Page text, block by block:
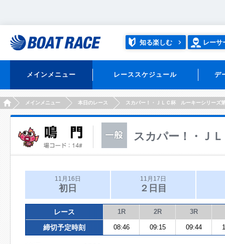
知る楽しむ レーサ
メインメニュー レーススケジュール デ
HOMEメインメニュー 本日のレース スカパー！・ＪＬＣ杯 ルーキーシリーズ
スカパー！・Ｊ
11月16日
初日
11月17日
２日目
レース 1R 2R 3R
締切予定時刻 08:46 09:15 09:44